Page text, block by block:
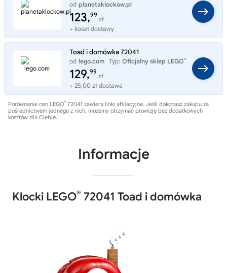
od planetaklockow.pl
Typ: Sklep internetowy
123,99
zł
+ koszt dostawy
Toad i domówka 72041
od lego.com Typ: Oficjalny sklep LEGO®
129,99
zł
+ 25,00 zł dostawa
Porównanie cen LEGO® 72041 zawiera linki afiliacyjne. Jeśli dokonasz zakupu za
pośrednictwem jednego z nich, możemy otrzymać prowizję bez dodatkowych
kosztów dla Ciebie.
Informacje
Klocki LEGO® 72041 Toad i domówka